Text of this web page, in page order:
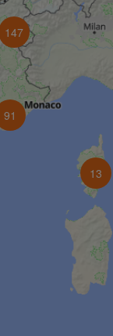
13
91
147